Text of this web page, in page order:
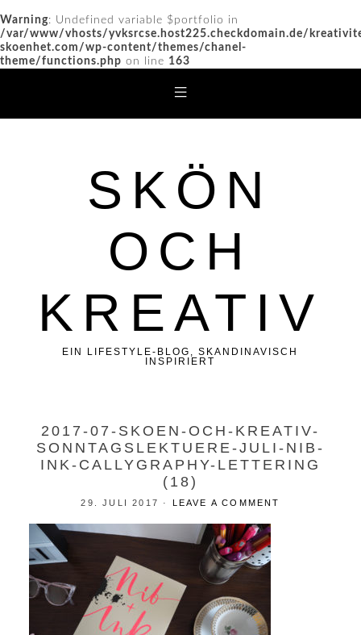
Warning: Undefined variable $portfolio in
/var/www/vhosts/yvksrcse.host225.checkdomain.de/
skoenhet.com/wp-content/themes/chanel-
theme/functions.php on line 163
SKÖN
OCH
KREATIV
EIN LIFESTYLE-BLOG, SKANDINAVISCH
INSPIRIERT
2017-07-SKOEN-OCH-KREATIV-
SONNTAGSLEKTUERE-JULI-NIB-
INK-CALLYGRAPHY-LETTERING
(18)
29. JULI 2017 · LEAVE A COMMENT